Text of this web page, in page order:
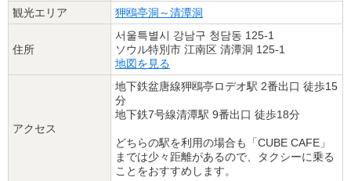
観光エリア
狎鴎亭洞～清潭洞
住所
서울특별시 강남구 청담동 125-1
ソウル特別市 江南区 清潭洞 125-1
地図を見る
アクセス
地下鉄盆唐線狎鴎亭ロデオ駅 2番出口 徒歩15
分
地下鉄7号線清潭駅 9番出口 徒歩18分
どちらの駅を利用の場合も「CUBE CAFE」
までは少々距離があるので、タクシーに乗る
ことをおすすめします。